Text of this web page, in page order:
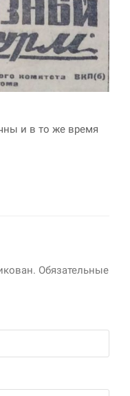
и в то же время
Обязательные